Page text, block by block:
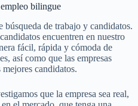
bilingue
de trabajo y candidatos.
encuentren en nuestro
fácil, rápida y cómoda de
así como que las empresas
candidatos.
que la empresa sea real,